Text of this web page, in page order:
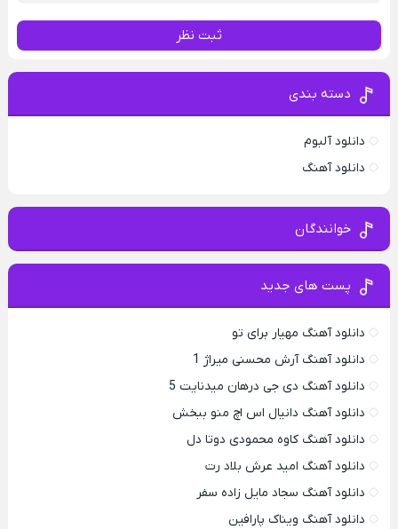
ثبت نظر
دسته بندی
دانلود آلبوم
دانلود آهنگ
خوانندگان
پست های جدید
دانلود آهنگ مهیار برای تو
دانلود آهنگ آرش محسنی میراژ 1
دانلود آهنگ دی جی درهان میدنایت 5
دانلود آهنگ دانیال اس اچ منو ببخش
دانلود آهنگ کاوه محمودی دوتا دل
دانلود آهنگ امید عرش بلاد رت
دانلود آهنگ سجاد مایل زاده سفر
دانلود آهنگ ویناک پارافین